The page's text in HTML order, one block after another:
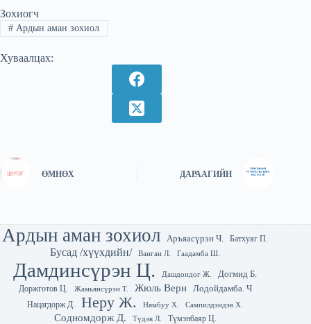
Зохиогч
#Ардын аман зохиол
Хуваалцах:
ӨМНӨХ ДАРААГИЙН
Ардын аман зохиол Аръяасүрэн Ч. Батхуяг П.
Бусад /хүүхдийн/ Ванган Л. Гаадамба Ш.
Дамдинсүрэн Ц. Дашдондог Ж.
Догмид Б.
Доржготов Ц.
Жамьянсүрэн Т. Жюль Верн Лодойдамба. Ч
Нацагдорж Д. Неру Ж. Нямбуу Х. Сампилдэндэв Х.
Содномдорж Д. Түдэв Л. Түмэнбаяр Ц.